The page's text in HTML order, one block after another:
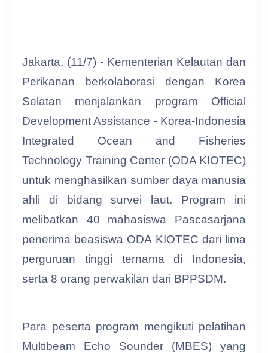
Jakarta, (11/7) - Kementerian Kelautan dan
Perikanan berkolaborasi dengan Korea
Selatan menjalankan program Official
Development Assistance - Korea-Indonesia
Integrated Ocean and Fisheries
Technology Training Center (ODA KIOTEC)
untuk menghasilkan sumber daya manusia
ahli di bidang survei laut. Program ini
melibatkan 40 mahasiswa Pascasarjana
penerima beasiswa ODA KIOTEC dari lima
perguruan tinggi ternama di Indonesia,
serta 8 orang perwakilan dari BPPSDM.
Para peserta program mengikuti pelatihan
Multibeam Echo Sounder (MBES) yang